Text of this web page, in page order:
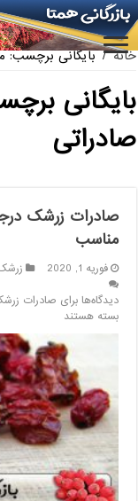
ارائه کننده بهترین
خانه / بایگانی برچسب:
بایگانی
صادراتی
صادرات زرشک
مناسب
فوریه 1, 2020
دیدگاه‌هابرای صادرات
بسته هستند